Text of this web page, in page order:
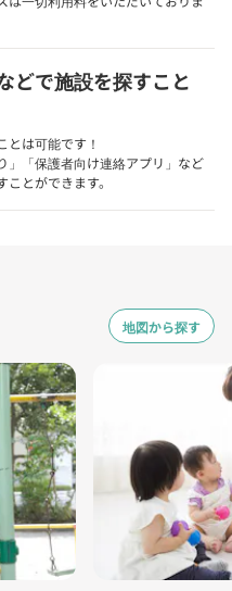
どで施設を探すこと
とは可能です！
」「保護者向け連絡アプリ」など
とができます。
地図から探す